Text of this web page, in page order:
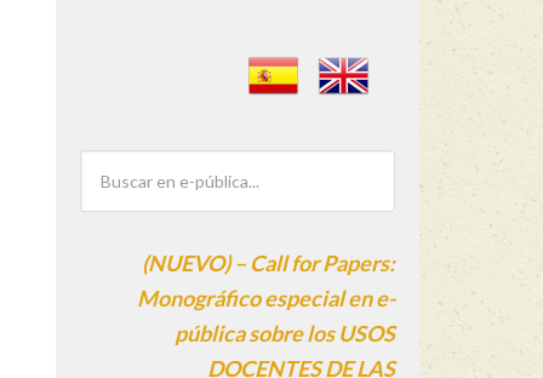
(NUEVO) – Call for Papers:
Monográfico especial en e-
pública sobre los USOS
DOCENTES DE LAS